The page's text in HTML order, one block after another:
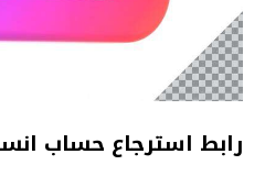
رابط استرجاع حساب